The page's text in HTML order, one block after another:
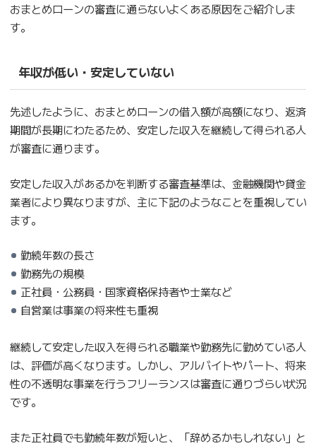
おまとめローンの審査に通らないよくある原因をご紹介しま
す。
年収が低い・安定していない
先述したように、おまとめローンの借入額が高額になり、返済
期間が長期にわたるため、安定した収入を継続して得られる人
が審査に通ります。
安定した収入があるかを判断する審査基準は、金融機関や貸金
業者により異なりますが、主に下記のようなことを重視してい
ます。
勤続年数の長さ
勤務先の規模
正社員・公務員・国家資格保持者や士業など
自営業は事業の将来性も重視
継続して安定した収入を得られる職業や勤務先に勤めている人
は、評価が高くなります。しかし、アルバイトやパート、将来
性の不透明な事業を行うフリーランスは審査に通りづらい状況
です。
また正社員でも勤続年数が短いと、「辞めるかもしれない」と